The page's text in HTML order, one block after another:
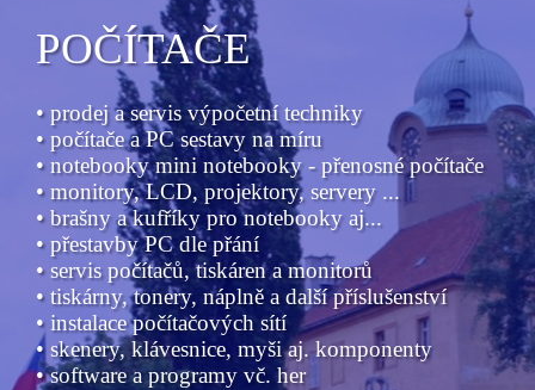
POČÍTAČE
• prodej a servis výpočetní techniky
• počítače a PC sestavy na míru
• notebooky mini notebooky - přenosné počítače
• monitory, LCD, projektory, servery ...
• brašny a kufříky pro notebooky aj...
• přestavby PC dle přání
• servis počítačů, tiskáren a monitorů
• tiskárny, tonery, náplně a další příslušenství
• instalace počítačových sítí
• skenery, klávesnice, myši aj. komponenty
• software a programy vč. her